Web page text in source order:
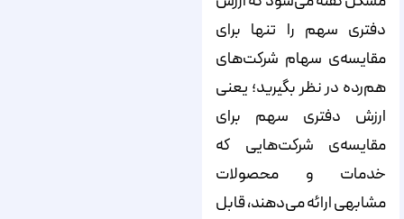
دفتری سهم را تنها برای
مقایسه‌ی سهام شرکت‌های
هم‌رده در نظر بگیرید؛ یعنی
ارزش دفتری سهم برای
مقایسه‌ی شرکت‌هایی که
خدمات و محصولات
مشابهی ارائه می‌دهند، قابل